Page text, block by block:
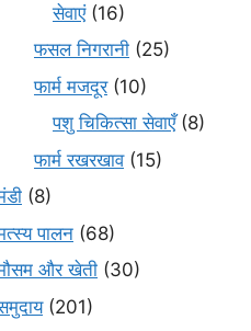
सेवाएं(16)
फसल निगरानी (25)
फार्म मजदूर(10)
पशु चिकित्सा सेवाएँ(8)
फार्म रखरखाव(15)
(8)
पालन (68)
और खेती (30)
(201)